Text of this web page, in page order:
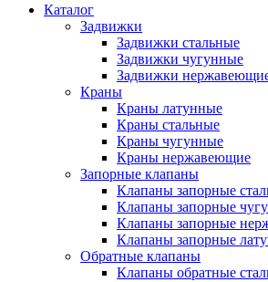
Каталог
Задвижки
Задвижки стальные
Задвижки чугунные
Задвижки
Краны
Краны латунные
Краны стальные
Краны чугунные
Краны нержавеющие
Запорные клапаны
Клапаны запорные
Клапаны запорные
Клапаны запорные
Клапаны запорные
Обратные клапаны
Клапаны обратные